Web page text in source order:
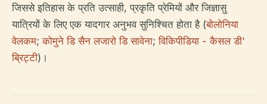
जिससे इतिहास के प्रति उत्साही, प्रकृति प्रेमियों और जिज्ञासु
यात्रियों के लिए एक यादगार अनुभव सुनिश्चित होता है (बोलोनिया
वेलकम;कोमुने डि सैन लजारो डि सावेना;विकिपीडिया - कैसल डी'
ब्रिट्टी)।